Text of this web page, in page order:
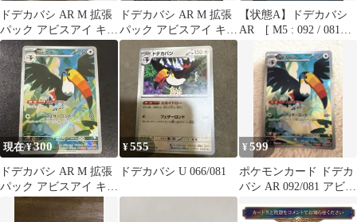
ドデカバシ AR M 拡張
パック アビスアイ キラ
092/081
ドデカバシ AR M 拡張
パック アビスアイ キラ
092/081
【状態A】ドデカバシ
AR [ M5 : 092 / 081
ム アビスアイ
現在 ¥300
ドデカバシ AR M 拡張
パック アビスアイ キラ
092/081
¥555
ドデカバシ U 066/081
¥599
ポケモンカード ドデカ
バシ AR 092/081 アビス